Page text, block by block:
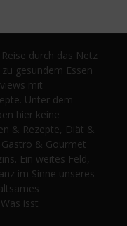
durch das Netz
gesundem Essen
mit
Unter dem
hier keine
& Rezepte, Diät &
& Gourmet
Ein weites Feld,
im Sinne unseres
isst